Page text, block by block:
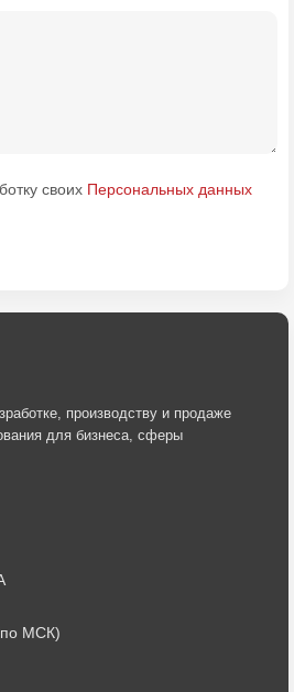
своих Персональных данных
производству и продаже
для бизнеса, сферы
МСК)